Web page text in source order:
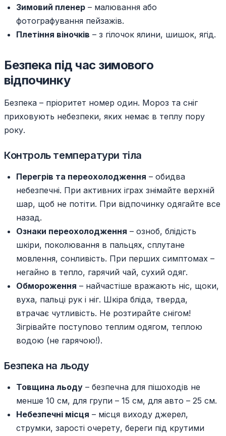
Зимовий пленер – малювання або
фотографування пейзажів.
Плетіння віночків – з гілочок ялини, шишок, ягід.
Безпека під час зимового
відпочинку
Безпека – пріоритет номер один. Мороз та сніг
приховують небезпеки, яких немає в теплу пору
року.
Контроль температури тіла
Перегрів та переохолодження – обидва
небезпечні. При активних іграх знімайте верхній
шар, щоб не потіти. При відпочинку одягайте все
назад.
Ознаки переохолодження – озноб, блідість
шкіри, поколювання в пальцях, сплутане
мовлення, сонливість. При перших симптомах –
негайно в тепло, гарячий чай, сухий одяг.
Обмороження – найчастіше вражають ніс, щоки,
вуха, пальці рук і ніг. Шкіра бліда, тверда,
втрачає чутливість. Не розтирайте снігом!
Зігрівайте поступово теплим одягом, теплою
водою (не гарячою!).
Безпека на льоду
Товщина льоду – безпечна для пішоходів не
менше 10 см, для групи – 15 см, для авто – 25 см.
Небезпечні місця – місця виходу джерел,
струмки, зарості очерету, береги під крутими